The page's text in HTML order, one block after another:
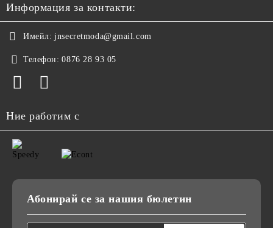
Информация за контакти:
Имейл: jnsecretmoda@gmail.com
Телефон: 0876 28 93 05
Ние работим с
Абонирай се за нашия бюлетин